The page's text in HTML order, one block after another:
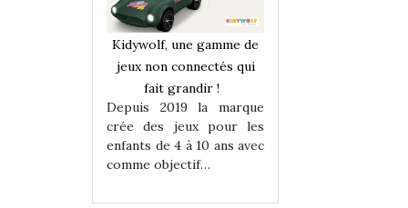
Kidywolf, une gamme de
jeux non connectés qui
fait grandir !
Depuis 2019 la marque
crée des jeux pour les
enfants de 4 à 10 ans avec
comme objectif…